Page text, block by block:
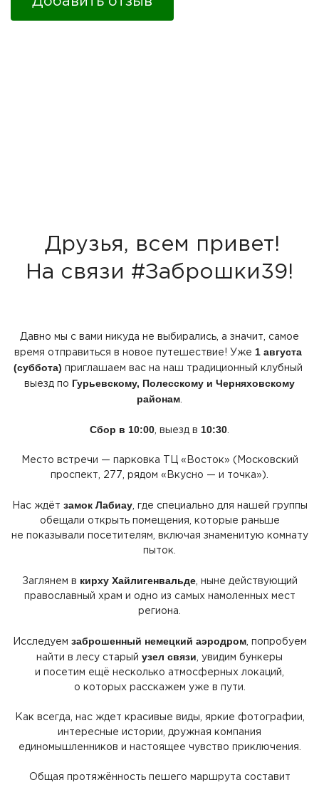
Друзья, всем привет!
На связи #Заброшки39!
Давно мы с вами никуда не выбирались, а значит, самое
время отправиться в новое путешествие! Уже 1 августа
(суббота) приглашаем вас на наш традиционный клубный
выезд по Гурьевскому, Полесскому и Черняховскому
районам
Сбор в 10:00 , выезд в 10:30
Место встречи — парковка ТЦ «Восток» (Московский
проспект, 277, рядом «Вкусно — и точка»).
Нас ждёт замок Лабиау, где специально для нашей группы
обещали открыть помещения, которые раньше
не показывали посетителям, включая знаменитую комнату
пыток.
Заглянем в кирху Хайлигенвальде, ныне действующий
православный храм и одно из самых намоленных мест
региона.
Исследуем заброшенный немецкий аэродром, попробуем
найти в лесу старый узел связи , увидим бункеры
и посетим ещё несколько атмосферных локаций,
о которых расскажем уже в пути.
Как всегда, нас ждет красивые виды, яркие фотографии,
интересные истории, дружная компания
единомышленников и настоящее чувство приключения.
Общая протяжённость пешего маршрута составит